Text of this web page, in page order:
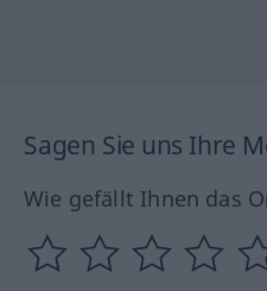
Sagen Sie uns Ihre
Wie gefällt Ihnen das